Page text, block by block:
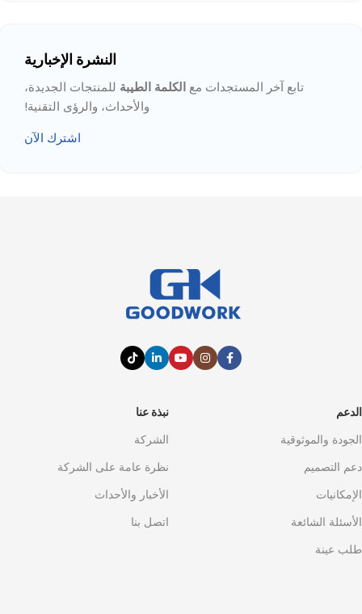
النشرة الإخبارية
تابع آخر المستجدات مع الكلمة الطيبة للمنتجات الجديدة،
والأحداث، والرؤى التقنية!
اشترك الآن
نبذة عنا
الشركة
نظرة عامة على الشركة
الأخبار والأحداث
اتصل بنا
الدعم
الجودة والموثوقية
دعم التصميم
الإمكانيات
الأسئلة الشائعة
طلب عينة